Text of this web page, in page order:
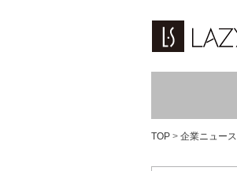
TOP > 企業ニュース